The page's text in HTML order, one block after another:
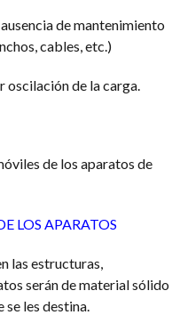
de mantenimiento
cables, etc.)
oscilación de la carga.
de los aparatos de
LOS APARATOS
las estructuras,
serán de material sólido
se les destina.